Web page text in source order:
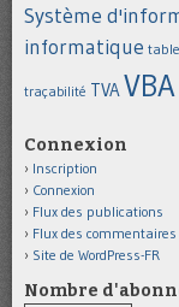
Système
informatique
traçabilité TVAVBA
Connexion
Inscription
Connexion
Flux des publications
Flux des commentaires
Site de WordPress-FR
Nombre